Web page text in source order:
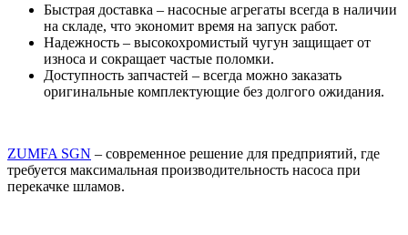
Быстрая доставка – насосные агрегаты всегда в наличии
на складе, что экономит время на запуск работ.
Надежность – высокохромистый чугун защищает от
износа и сокращает частые поломки.
Доступность запчастей – всегда можно заказать
оригинальные комплектующие без долгого ожидания.
ZUMFA SGN – современное решение для предприятий, где
требуется максимальная производительность насоса при
перекачке шламов.